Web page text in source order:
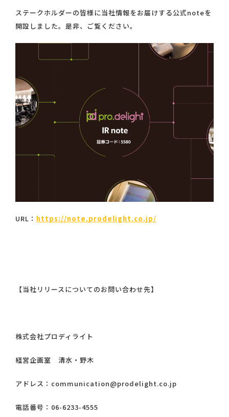
ステークホルダーの皆様に当社情報をお届けする公式noteを
開設しました。是非、ご覧ください。
URL： https://note.prodelight.co.jp/
【当社リリースについてのお問い合わせ先】
株式会社プロディライト
経営企画室 清水・野木
アドレス：communication@prodelight.co.jp
電話番号：06-6233-4555